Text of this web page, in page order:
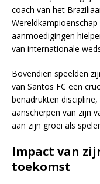
coach van het
Wereldkampioenschap
aanmoedigingen
van internationale
Bovendien speelden
van Santos FC een
benadrukten
aanscherpen van zijn
aan zijn groei als
Impact van
toekomst